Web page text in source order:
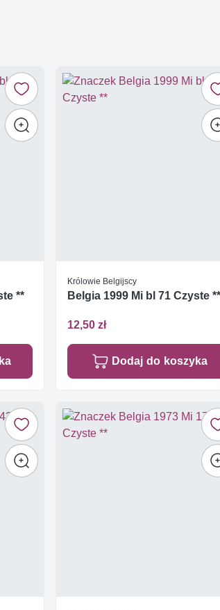
**
Królowie Belgijscy
Belgia 1999 Mi bl 71 Czyste **
12,50 zł
Dodaj do koszyka